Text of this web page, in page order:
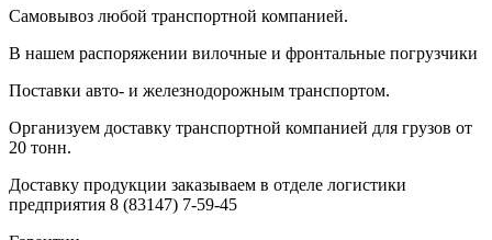
Самовывоз любой транспортной компанией.
В нашем распоряжении вилочные и фронтальные погрузчики
Поставки авто- и железнодорожным транспортом.
Организуем доставку транспортной компанией для грузов от
20 тонн.
Доставку продукции заказываем в отделе логистики
предприятия 8 (83147) 7-59-45